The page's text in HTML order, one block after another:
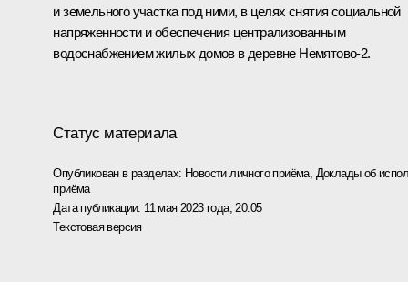
и земельного участка под ними, в целях снятия социальной
напряженности и обеспечения централизованным
водоснабжением жилых домов в деревне Немятово-2.
Статус материала
Опубликован в разделах: Новости личного приёма, Доклады об
приёма
Дата публикации: 11 мая 2023 года, 20:05
Текстовая версия